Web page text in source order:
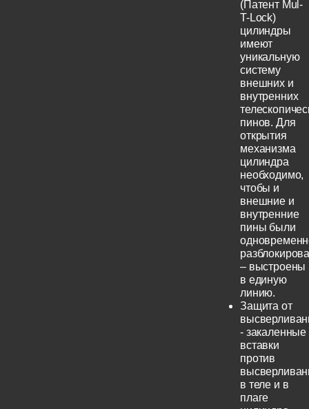
(Патент Mul-
T-Lock)
цилиндры
имеют
уникальную
систему
внешних и
внутренних
пинов. Для
открытия
механизма
цилиндра
необходимо,
чтобы и
внешние и
внутренние
пины были
– выстроены
в единую
линию.
Защита от
- закаленные
вставки
против
в теле и в
плаге